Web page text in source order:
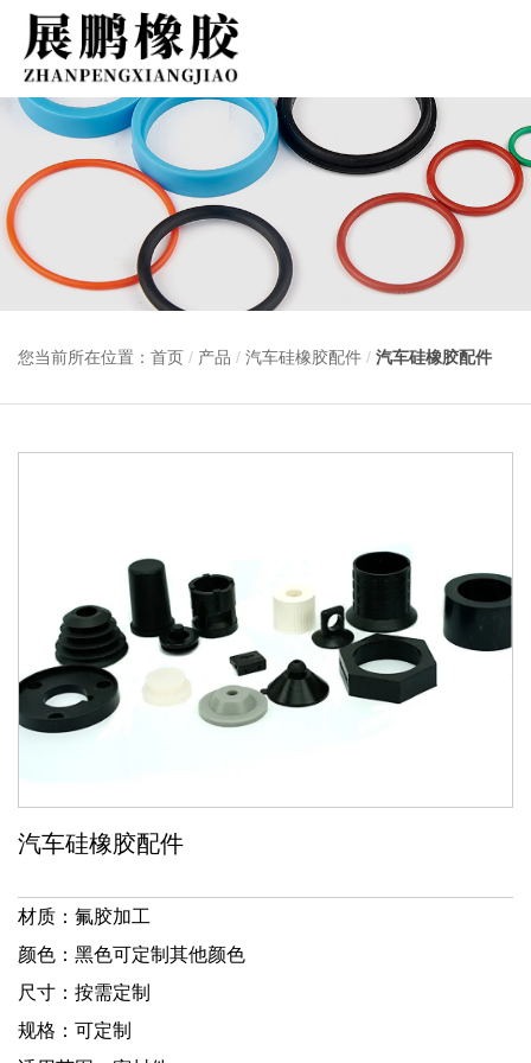
您当前所在位置：首页 / 产品 / 汽车硅橡胶配件 / 汽车硅橡胶配件
汽车硅橡胶配件
材质：氟胶加工
颜色：黑色可定制其他颜色
尺寸：按需定制
规格：可定制